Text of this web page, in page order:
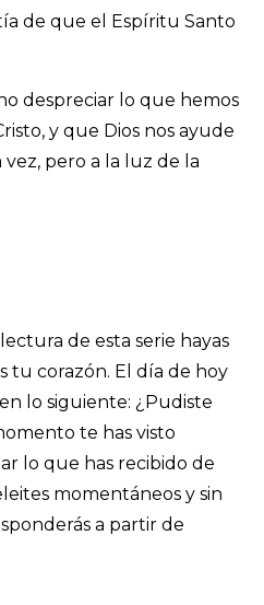
de que el Espíritu Santo
despreciar lo que hemos
y que Dios nos ayude
vez, pero a la luz de la
de esta serie hayas
tu corazón. El día de hoy
lo siguiente: ¿Pudiste
te has visto
lo que has recibido de
momentáneos y sin
a partir de